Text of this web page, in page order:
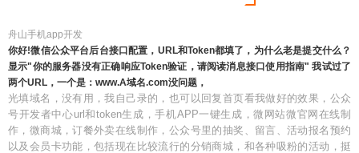
舟山手机app开发
你好!微信公众平台后台接口配置，URL和Token都填了，为什么老是提交什么？
显示"你的服务器没有正确响应Token验证，请阅读消息接口使用指南" 我试过了
两个URL，一个是：www.A域名.com没问题，
光填域名，没有用，我自己录的，也可以回复首页看我做好的效果，公众
号开发者中心url和token生成，手机APP一键生成，微网站微官网在线制
作，微商城，订餐外卖在线制作，公众号里的抽奖、留言、活动报名预约
以及会员卡功能，包括现在比较流行的分销商城，和各种吸粉的活动，挺